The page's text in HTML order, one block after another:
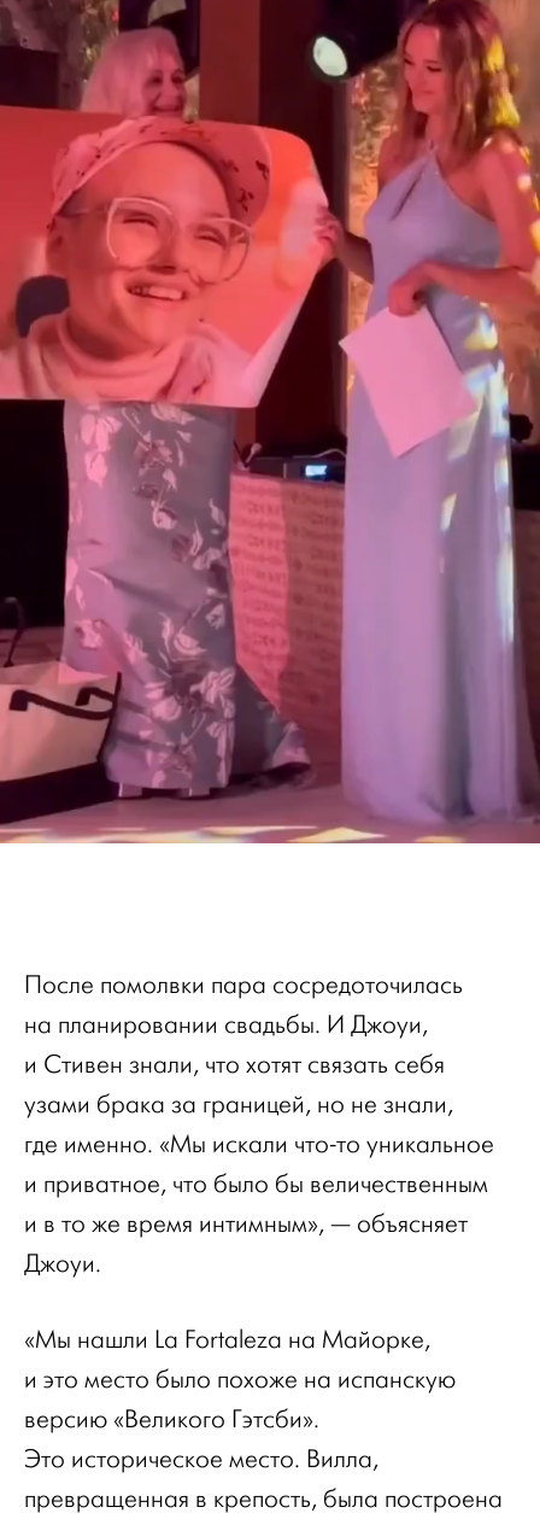
После помолвки пара сосредоточилась
на планировании свадьбы. И Джоуи,
и Стивен знали, что хотят связать себя
узами брака за границей, но не знали,
где именно. «Мы искали что-то уникальное
и приватное, что было бы величественным
и в то же время интимным», — объясняет
Джоуи.
«Мы нашли La Fortaleza на Майорке,
и это место было похоже на испанскую
версию «Великого Гэтсби».
Это историческое место. Вилла,
превращенная в крепость, была построена